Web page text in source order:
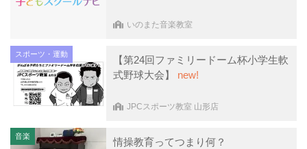
いのまた音楽教室
スポーツ・運動
【第24回ファミリードーム杯小学生軟
式野球大会】 new!
JPCスポーツ教室 山形店
音楽 情操教育ってつまり何？